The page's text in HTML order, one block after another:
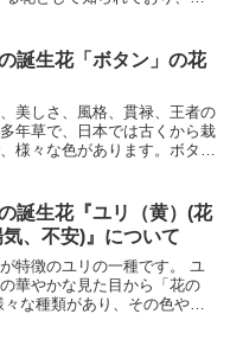
ており、縁起の良い花として
ました。また、ホオズキの花
については、いくつかの説
。その中でも、ホオズキの実
に似ていることから、提灯の
ほおずき」が転じたという
から、「炎草（ほおぐさ）」
それが「ほおずき」に変化し
も挙げられます。
いていたという伝説に由来し
ストックは、古代ギリシャや
から栽培されており、その
、多くの画家や詩人に愛され
。日本には、16世紀にポルト
し、現在では、全国各地で
えとしても人気を集めていま
誕生花「ボタン」の花
美しさ、風格、貫禄、王者の
年草で、日本では古くから栽
様々な色があります。ボタン
起の良い花とされ、結婚式や
は、中国では国の花とされて
あります。
誕生花『ユリ（黄）(花
、不安)』について
特徴のユリの一種です。
ユ
華やかな見た目から「花の
な種類があり、その色や形